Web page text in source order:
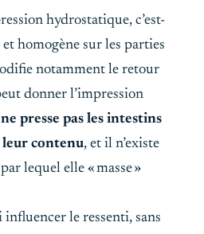
hydrostatique, c’est-
homogène sur les parties
notamment le retour
donner l’impression
presse pas les intestins
leur contenu, et il n’existe
lequel elle « masse »
le ressenti, sans